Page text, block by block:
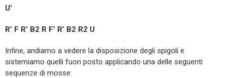
U’
R’ F R’ B2 R F’ R’ B2 R2 U
Infine, andiamo a vedere la disposizione degli spigoli e
sistemiamo quelli fuori posto applicando una delle seguenti
sequenze di mosse: